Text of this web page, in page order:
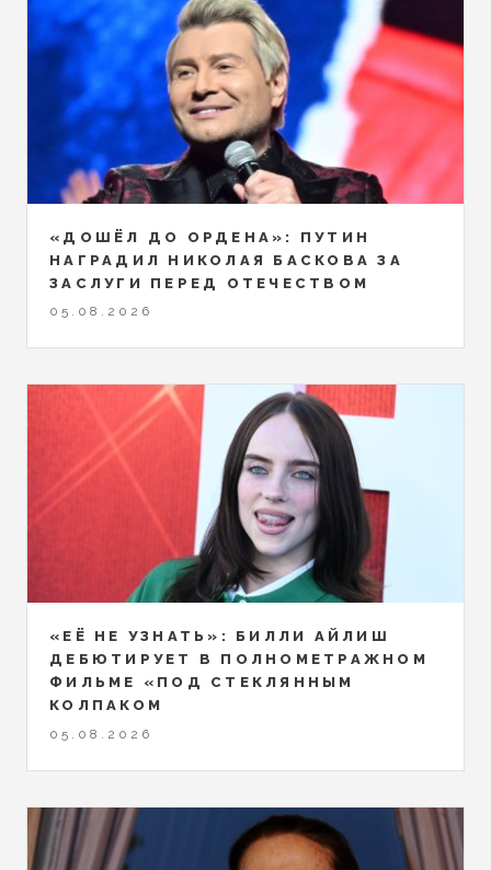
«ДОШЁЛ ДО ОРДЕНА»: ПУТИН
НАГРАДИЛ НИКОЛАЯ БАСКОВА ЗА
ЗАСЛУГИ ПЕРЕД ОТЕЧЕСТВОМ
05.08.2026
«ЕЁ НЕ УЗНАТЬ»: БИЛЛИ АЙЛИШ
ДЕБЮТИРУЕТ В ПОЛНОМЕТРАЖНОМ
ФИЛЬМЕ «ПОД СТЕКЛЯННЫМ
КОЛПАКОМ
05.08.2026